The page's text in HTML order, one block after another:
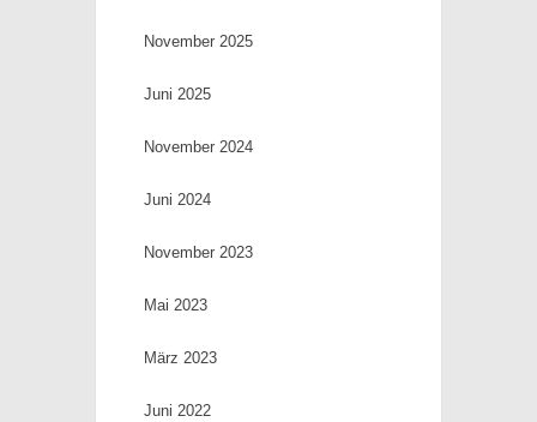
November 2025
Juni 2025
November 2024
Juni 2024
November 2023
Mai 2023
März 2023
Juni 2022